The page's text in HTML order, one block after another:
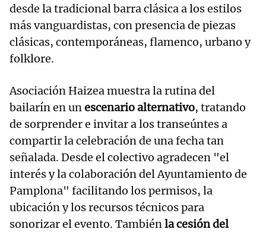
desde la tradicional barra clásica a los estilos
más vanguardistas, con presencia de piezas
clásicas, contemporáneas, flamenco, urbano y
folklore.
Asociación Haizea muestra la rutina del
bailarín en unescenario alternativo, tratando
de sorprender e invitar a los transeúntes a
compartir la celebración de una fecha tan
señalada. Desde el colectivo agradecen "el
interés y la colaboración del Ayuntamiento de
Pamplona" facilitando los permisos, la
ubicación y los recursos técnicos para
sonorizar el evento. Tambiénla cesión del